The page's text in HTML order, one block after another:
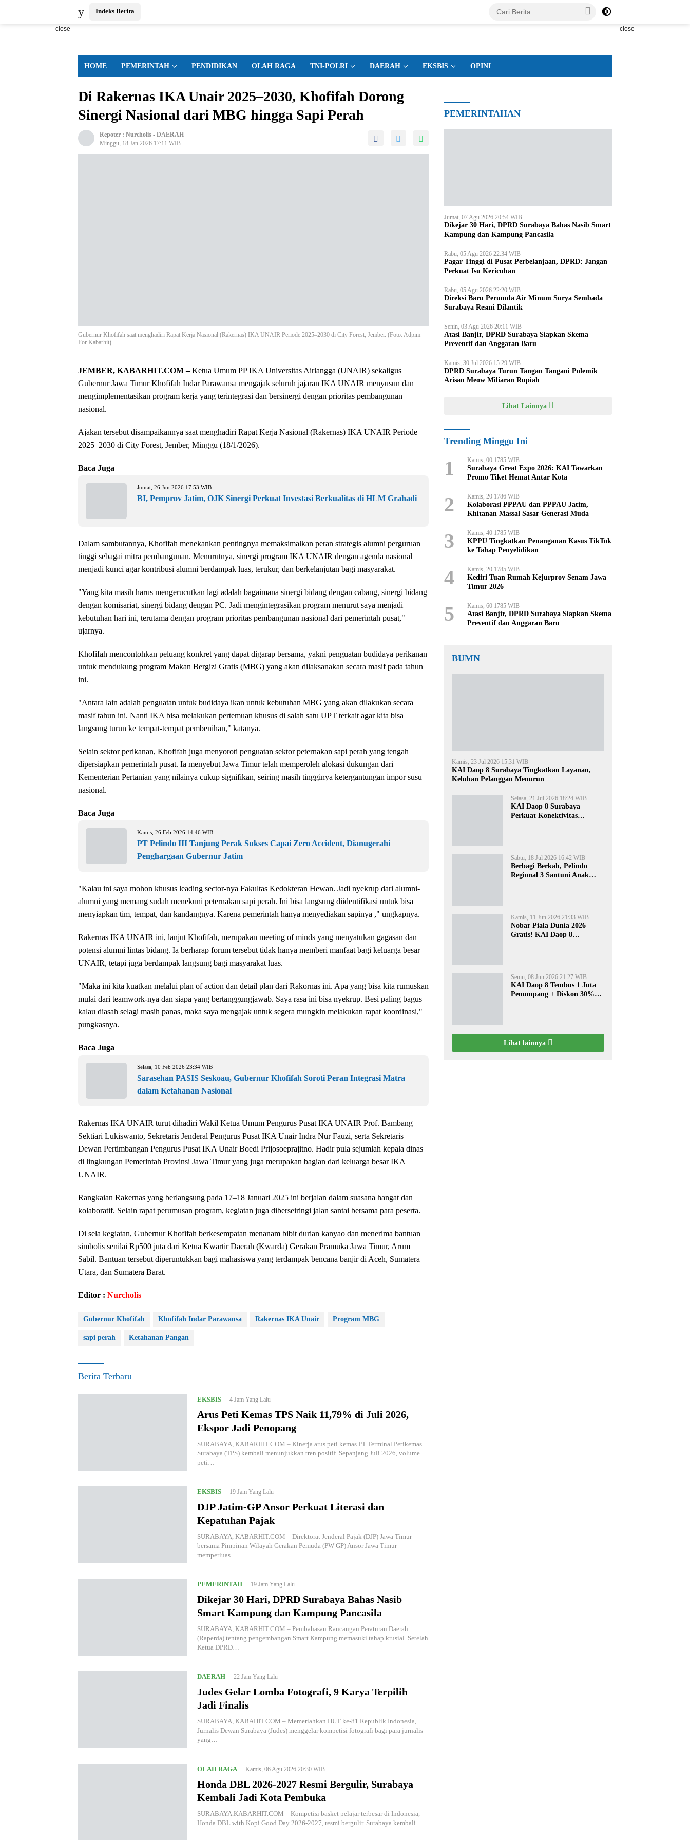
Indeks Berita
close close
HOME PEMERINTAH PENDIDIKAN OLAH RAGA TNI-POLRI DAERAH EKSBIS OPINI
Di Rakernas IKA Unair 2025–2030, Khofifah Dorong
Sinergi Nasional dari MBG hingga Sapi Perah
Repoter : Nurcholis - DAERAH
Minggu, 18 Jan 2026 17:11 WIB
Gubernur Khofifah saat menghadiri Rapat Kerja Nasional (Rakernas) IKA UNAIR Periode 2025–2030 di City Forest, Jember. (Foto: Adpim
For Kabarhit)
JEMBER, KABARHIT.COM –Ketua Umum PP IKA Universitas Airlangga (UNAIR) sekaligus
Gubernur Jawa Timur Khofifah Indar Parawansa mengajak seluruh jajaran IKA UNAIR menyusun dan
mengimplementasikan program kerja yang terintegrasi dan bersinergi dengan prioritas pembangunan
nasional.
Ajakan tersebut disampaikannya saat menghadiri Rapat Kerja Nasional (Rakernas) IKA UNAIR Periode
2025–2030 di City Forest, Jember, Minggu (18/1/2026).
Baca Juga
Jumat, 26 Jun 2026 17:53 WIB
BI, Pemprov Jatim, OJK Sinergi Perkuat Investasi Berkualitas di HLM Grahadi
Dalam sambutannya, Khofifah menekankan pentingnya memaksimalkan peran strategis alumni perguruan
tinggi sebagai mitra pembangunan. Menurutnya, sinergi program IKA UNAIR dengan agenda nasional
menjadi kunci agar kontribusi alumni berdampak luas, terukur, dan berkelanjutan bagi masyarakat.
"Yang kita masih harus mengerucutkan lagi adalah bagaimana sinergi bidang dengan cabang, sinergi bidang
dengan komisariat, sinergi bidang dengan PC. Jadi mengintegrasikan program menurut saya menjadi
kebutuhan hari ini, terutama dengan program prioritas pembangunan nasional dari pemerintah pusat,"
ujarnya.
Khofifah mencontohkan peluang konkret yang dapat digarap bersama, yakni penguatan budidaya perikanan
untuk mendukung program Makan Bergizi Gratis (MBG) yang akan dilaksanakan secara masif pada tahun
ini.
"Antara lain adalah penguatan untuk budidaya ikan untuk kebutuhan MBG yang akan dilakukan secara
masif tahun ini. Nanti IKA bisa melakukan pertemuan khusus di salah satu UPT terkait agar kita bisa
langsung turun ke tempat-tempat pembenihan," katanya.
Selain sektor perikanan, Khofifah juga menyoroti penguatan sektor peternakan sapi perah yang tengah
dipersiapkan pemerintah pusat. Ia menyebut Jawa Timur telah memperoleh alokasi dukungan dari
Kementerian Pertanian yang nilainya cukup signifikan, seiring masih tingginya ketergantungan impor susu
nasional.
Baca Juga
Kamis, 26 Feb 2026 14:46 WIB
PT Pelindo III Tanjung Perak Sukses Capai Zero Accident, Dianugerahi
Penghargaan Gubernur Jatim
"Kalau ini saya mohon khusus leading sector-nya Fakultas Kedokteran Hewan. Jadi nyekrup dari alumni-
alumni yang memang sudah menekuni peternakan sapi perah. Ini bisa langsung diidentifikasi untuk bisa
menyiapkan tim, tempat, dan kandangnya. Karena pemerintah hanya menyediakan sapinya ," ungkapnya.
Rakernas IKA UNAIR ini, lanjut Khofifah, merupakan meeting of minds yang menyatukan gagasan dan
potensi alumni lintas bidang. Ia berharap forum tersebut tidak hanya memberi manfaat bagi keluarga besar
UNAIR, tetapi juga berdampak langsung bagi masyarakat luas.
"Maka ini kita kuatkan melalui plan of action dan detail plan dari Rakornas ini. Apa yang bisa kita rumuskan
mulai dari teamwork-nya dan siapa yang bertanggungjawab. Saya rasa ini bisa nyekrup. Besi paling bagus
kalau diasah selagi masih panas, maka saya mengajak untuk segera mungkin melakukan rapat koordinasi,"
pungkasnya.
Baca Juga
Selasa, 10 Feb 2026 23:34 WIB
Sarasehan PASIS Seskoau, Gubernur Khofifah Soroti Peran Integrasi Matra
dalam Ketahanan Nasional
Rakernas IKA UNAIR turut dihadiri Wakil Ketua Umum Pengurus Pusat IKA UNAIR Prof. Bambang
Sektiari Lukiswanto, Sekretaris Jenderal Pengurus Pusat IKA Unair Indra Nur Fauzi, serta Sekretaris
Dewan Pertimbangan Pengurus Pusat IKA Unair Boedi Prijosoeprajitno. Hadir pula sejumlah kepala dinas
di lingkungan Pemerintah Provinsi Jawa Timur yang juga merupakan bagian dari keluarga besar IKA
UNAIR.
Rangkaian Rakernas yang berlangsung pada 17–18 Januari 2025 ini berjalan dalam suasana hangat dan
kolaboratif. Selain rapat perumusan program, kegiatan juga diberseiringi jalan santai bersama para peserta.
Di sela kegiatan, Gubernur Khofifah berkesempatan menanam bibit durian kanyao dan menerima bantuan
simbolis senilai Rp500 juta dari Ketua Kwartir Daerah (Kwarda) Gerakan Pramuka Jawa Timur, Arum
Sabil. Bantuan tersebut diperuntukkan bagi mahasiswa yang terdampak bencana banjir di Aceh, Sumatera
Utara, dan Sumatera Barat.
Editor : Nurcholis
Gubernur Khofifah Khofifah Indar Parawansa Rakernas IKA Unair Program MBG
sapi perah Ketahanan Pangan
Berita Terbaru
EKSBIS 4 Jam Yang Lalu
Arus Peti Kemas TPS Naik 11,79% di Juli 2026,
Ekspor Jadi Penopang
SURABAYA, KABARHIT.COM – Kinerja arus peti kemas PT Terminal Petikemas
Surabaya (TPS) kembali menunjukkan tren positif. Sepanjang Juli 2026, volume
peti…
EKSBIS 19 Jam Yang Lalu
DJP Jatim-GP Ansor Perkuat Literasi dan
Kepatuhan Pajak
SURABAYA, KABARHIT.COM – Direktorat Jenderal Pajak (DJP) Jawa Timur
bersama Pimpinan Wilayah Gerakan Pemuda (PW GP) Ansor Jawa Timur
memperluas…
PEMERINTAH 19 Jam Yang Lalu
Dikejar 30 Hari, DPRD Surabaya Bahas Nasib
Smart Kampung dan Kampung Pancasila
SURABAYA, KABARHIT.COM – Pembahasan Rancangan Peraturan Daerah
(Raperda) tentang pengembangan Smart Kampung memasuki tahap krusial. Setelah
Ketua DPRD…
DAERAH 22 Jam Yang Lalu
Judes Gelar Lomba Fotografi, 9 Karya Terpilih
Jadi Finalis
SURABAYA, KABAHIT.COM – Memeriahkan HUT ke-81 Republik Indonesia,
Jurnalis Dewan Surabaya (Judes) menggelar kompetisi fotografi bagi para jurnalis
yang…
OLAH RAGA Kamis, 06 Agu 2026 20:30 WIB
Honda DBL 2026-2027 Resmi Bergulir, Surabaya
Kembali Jadi Kota Pembuka
SURABAYA.KABARHIT.COM – Kompetisi basket pelajar terbesar di Indonesia,
Honda DBL with Kopi Good Day 2026-2027, resmi bergulir. Surabaya kembali…
PEMERINTAHAN
Jumat, 07 Agu 2026 20:54 WIB
Dikejar 30 Hari, DPRD Surabaya Bahas Nasib Smart
Kampung dan Kampung Pancasila
Rabu, 05 Agu 2026 22:34 WIB
Pagar Tinggi di Pusat Perbelanjaan, DPRD: Jangan
Perkuat Isu Kericuhan
Rabu, 05 Agu 2026 22:20 WIB
Direksi Baru Perumda Air Minum Surya Sembada
Surabaya Resmi Dilantik
Senin, 03 Agu 2026 20:11 WIB
Atasi Banjir, DPRD Surabaya Siapkan Skema
Preventif dan Anggaran Baru
Kamis, 30 Jul 2026 15:29 WIB
DPRD Surabaya Turun Tangan Tangani Polemik
Arisan Meow Miliaran Rupiah
Lihat Lainnya
Trending Minggu Ini
1 Kamis, 00 1785 WIB
Surabaya Great Expo 2026: KAI Tawarkan
Promo Tiket Hemat Antar Kota
2 Kamis, 20 1786 WIB
Kolaborasi PPPAU dan PPPAU Jatim,
Khitanan Massal Sasar Generasi Muda
3 Kamis, 40 1785 WIB
KPPU Tingkatkan Penanganan Kasus TikTok
ke Tahap Penyelidikan
4 Kamis, 20 1785 WIB
Kediri Tuan Rumah Kejurprov Senam Jawa
Timur 2026
5 Kamis, 60 1785 WIB
Atasi Banjir, DPRD Surabaya Siapkan Skema
Preventif dan Anggaran Baru
BUMN
Kamis, 23 Jul 2026 15:31 WIB
KAI Daop 8 Surabaya Tingkatkan Layanan,
Keluhan Pelanggan Menurun
Selasa, 21 Jul 2026 18:24 WIB
KAI Daop 8 Surabaya
Perkuat Konektivitas
Sabtu, 18 Jul 2026 16:42 WIB
Berbagi Berkah, Pelindo
Regional 3 Santuni Anak
Kamis, 11 Jun 2026 21:33 WIB
Nobar Piala Dunia 2026
Gratis! KAI Daop 8
Senin, 08 Jun 2026 21:27 WIB
KAI Daop 8 Tembus 1 Juta
Penumpang + Diskon 30%
Lihat lainnya